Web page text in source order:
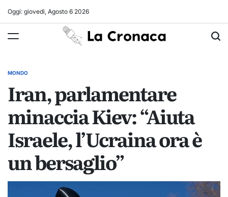
Oggi: giovedì, Agosto 6 2026
La
Cronaca
POSTED
MONDO
Iran, parlamentare
minaccia Kiev: “Aiuta
Israele, l’Ucraina ora è
un bersaglio”